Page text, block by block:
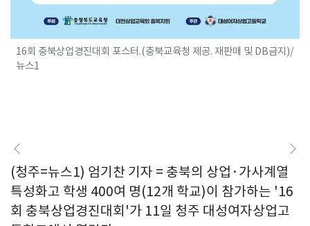
16회 충북상업경진대회 포스터.(충북교육청 제공. 재판매 및 DB금지)/
뉴스1
(청주=뉴스1) 엄기찬 기자 = 충북의 상업·가사계열
특성화고 학생 400여 명(12개 학교)이 참가하는 '16
회 충북상업경진대회'가 11일 청주 대성여자상업고